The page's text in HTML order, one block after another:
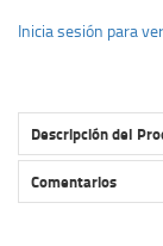
Inicia sesión para
Descripción del
REPUESTO SET
Comentarios